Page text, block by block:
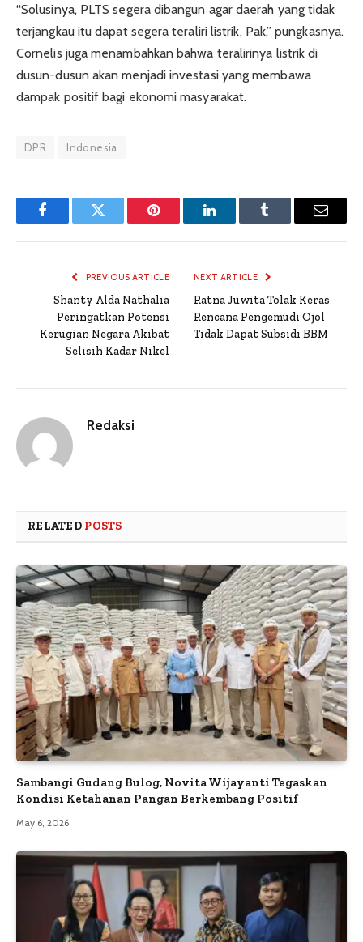
“Solusinya, PLTS segera dibangun agar daerah yang tidak
terjangkau itu dapat segera teraliri listrik, Pak,” pungkasnya.
Cornelis juga menambahkan bahwa teralirinya listrik di
dusun-dusun akan menjadi investasi yang membawa
dampak positif bagi ekonomi masyarakat.
DPR Indonesia
FacebookTwitter Pinterest LinkedInTumblr Email
PREVIOUS ARTICLE
Shanty Alda Nathalia
Peringatkan Potensi
Kerugian Negara Akibat
Selisih Kadar Nikel
NEXT ARTICLE
Ratna Juwita Tolak Keras
Rencana Pengemudi Ojol
Tidak Dapat Subsidi BBM
Redaksi
RELATED POSTS
Sambangi Gudang Bulog, Novita Wijayanti Tegaskan
Kondisi Ketahanan Pangan Berkembang Positif
May 6, 2026